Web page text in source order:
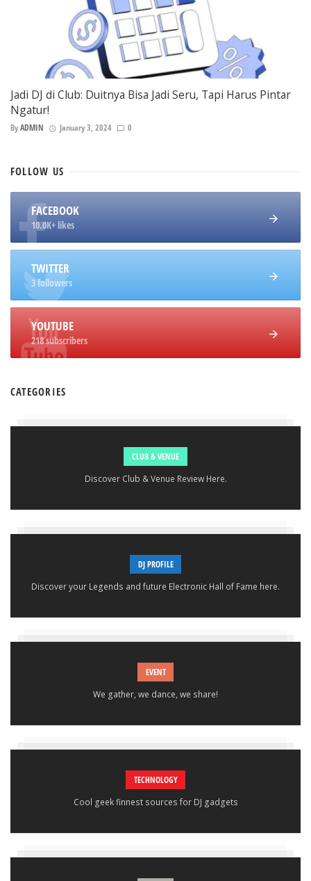
Jadi DJ di Club: Duitnya Bisa Jadi Seru, Tapi Harus Pintar
Ngatur!
ByADMIN January 3, 2024 0
FOLLOW US
FACEBOOK
10.0K+ likes
TWITTER
3 followers
YOUTUBE
218 subscribers
CATEGORIES
CLUB & VENUE
Discover Club & Venue Review Here.
DJ PROFILE
Discover your Legends and future Electronic Hall of Fame here.
EVENT
We gather, we dance, we share!
TECHNOLOGY
Cool geek finnest sources for DJ gadgets